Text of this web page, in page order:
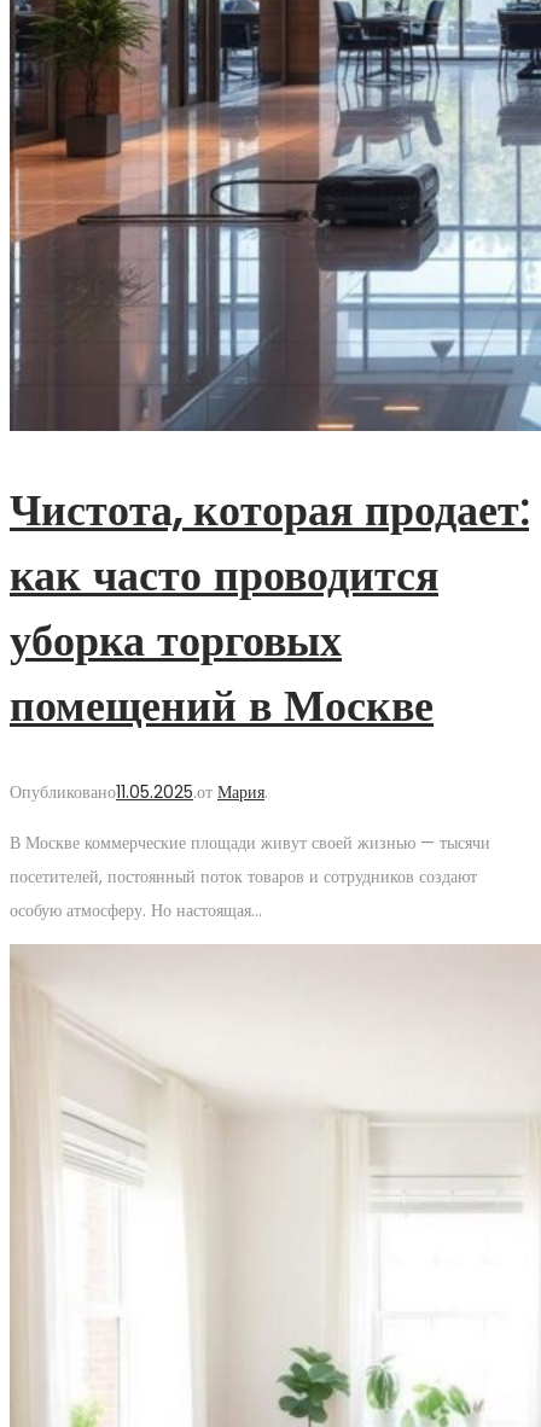
Чистота, которая продает:
как часто проводится
уборка торговых
помещений в Москве
Опубликовано11.05.2025.от Мария.
В Москве коммерческие площади живут своей жизнью — тысячи
посетителей, постоянный поток товаров и сотрудников создают
особую атмосферу. Но настоящая…